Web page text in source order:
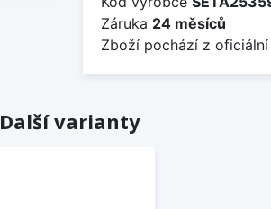
Záruka 24 měsíců
Zboží pochází z
Další varianty